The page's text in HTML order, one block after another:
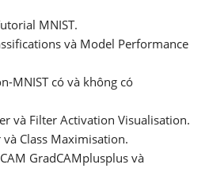
MNIST.
và Model Performance
MNIST có và không có
và Filter Activation Visualisation.
Class Maximisation.
GradCAMplusplus và